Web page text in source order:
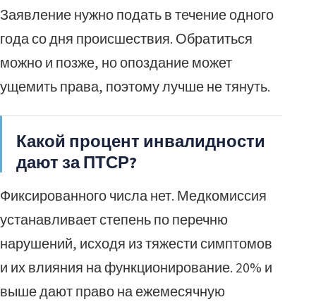
Заявление нужно подать в течение одного
года со дня происшествия. Обратиться
можно и позже, но опоздание может
ущемить права, поэтому лучше не тянуть.
Какой процент инвалидности
дают за ПТСР?
Фиксированного числа нет. Медкомиссия
устанавливает степень по перечню
нарушений, исходя из тяжести симптомов
и их влияния на функционирование. 20% и
выше дают право на ежемесячную